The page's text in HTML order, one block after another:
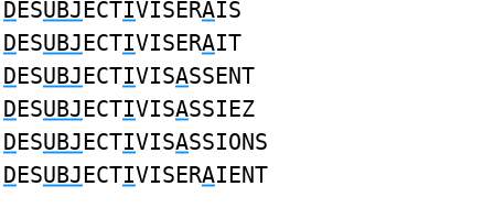
DESUBJECTIVISERAIS
DESUBJECTIVISERAIT
DESUBJECTIVISASSENT
DESUBJECTIVISASSIEZ
DESUBJECTIVISASSIONS
DESUBJECTIVISERAIENT